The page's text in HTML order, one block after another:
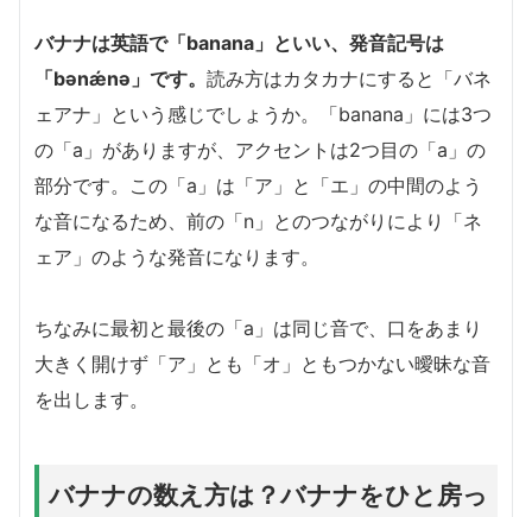
バナナは英語で「banana」といい、発音記号は
「bənǽnə」です。 読み方はカタカナにすると「バネ
ェアナ」という感じでしょうか。「banana」には3つ
の「a」がありますが、アクセントは2つ目の「a」の
部分です。この「a」は「ア」と「エ」の中間のよう
な音になるため、前の「n」とのつながりにより「ネ
ェア」のような発音になります。
ちなみに最初と最後の「a」は同じ音で、口をあまり
大きく開けず「ア」とも「オ」ともつかない曖昧な音
を出します。
バナナの数え方は？バナナをひと房っ